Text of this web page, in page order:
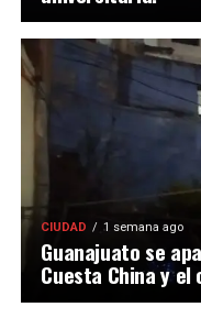
CIUDAD 1 semana ago
Guanajuato se
Cuesta China y